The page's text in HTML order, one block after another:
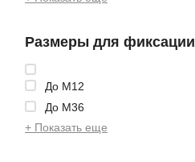
Размеры для фиксации
До М12
До М36
+ Показать еще